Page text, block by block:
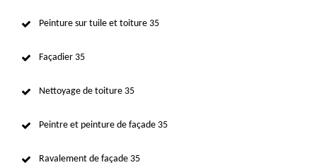
Peinture sur tuile et toiture 35
Façadier 35
Nettoyage de toiture 35
Peintre et peinture de façade 35
Ravalement de façade 35